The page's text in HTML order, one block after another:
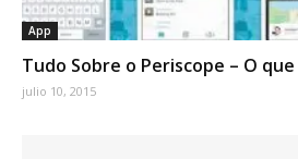
App
Tudo Sobre o Periscope – O
julio 10, 2015